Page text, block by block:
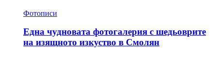
Фотописи
Една чудновата фотогалерия с шедьоврите
на изящното изкуство в Смолян